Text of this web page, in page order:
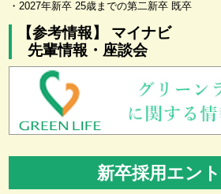
・2027年新卒 25歳までの第二新卒 既卒
【参考情報】 マイナビ
先輩情報・座談会
新卒採用エン